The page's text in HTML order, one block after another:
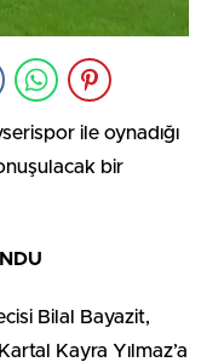
ile oynadığı
bir
Bilal Bayazit,
Kayra Yılmaz’a